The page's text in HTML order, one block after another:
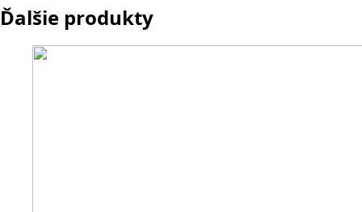
Ďalšie produkty